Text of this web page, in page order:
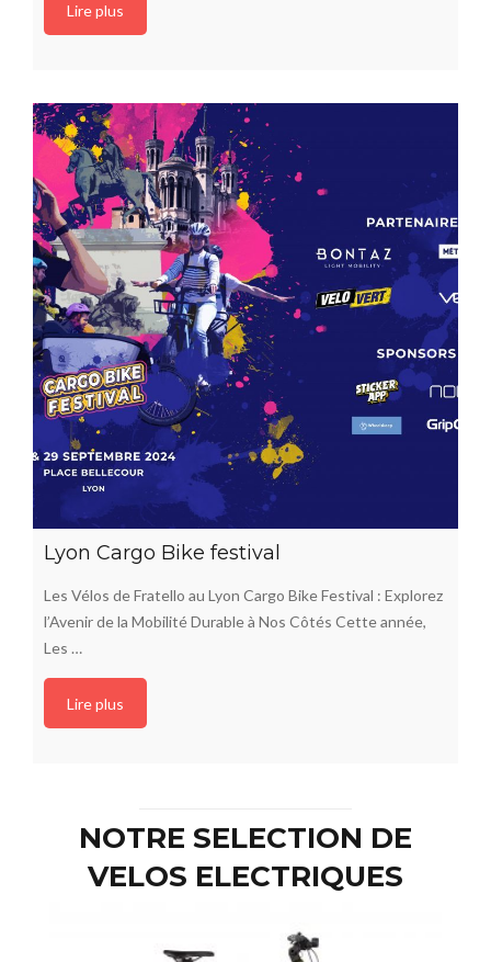
Lire plus
Lyon Cargo Bike festival
Les Vélos de Fratello au Lyon Cargo Bike Festival : Explorez
l’Avenir de la Mobilité Durable à Nos Côtés Cette année,
Les …
Lire plus
NOTRE SELECTION DE
VELOS ELECTRIQUES